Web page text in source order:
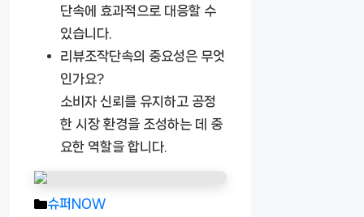
단속에 효과적으로 대응할 수
있습니다.
리뷰조작단속의 중요성은 무엇
인가요?
소비자 신뢰를 유지하고 공정
한 시장 환경을 조성하는 데 중
요한 역할을 합니다.
카
슈퍼NOW